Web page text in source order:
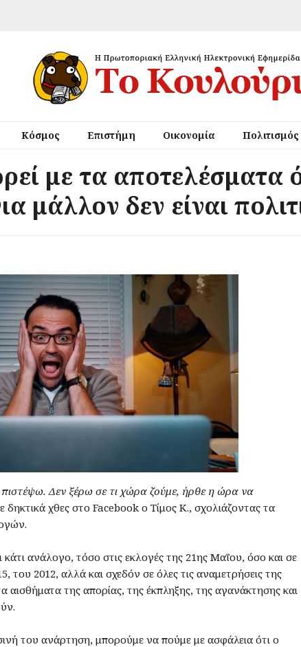
Κόσμος Επιστήμη Οικονομία Πολιτισμός
με τα
μάλλον δεν είναι
Δεν ξέρω σε τι χώρα ζούμε, ήρθε η ώρα να
δηκτικά χθες στο Facebook ο Τίμος Κ., σχολιάζοντας τα
κάτι ανάλογο, τόσο στις εκλογές της 21ης Μαΐου, όσο και σε
του 2012, αλλά και σχεδόν σε όλες τις αναμετρήσεις της
αισθήματα της απορίας, της έκπληξης, της αγανάκτησης και
του ανάρτηση, μπορούμε να πούμε με ασφάλεια ότι ο